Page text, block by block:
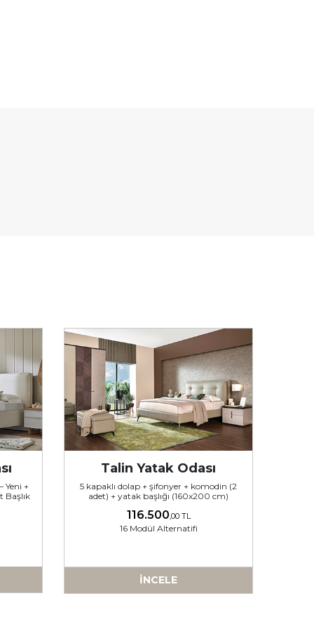
Yeni +
Başlık
Talin Yatak Odası
5 kapaklı dolap + şifonyer + komodin (2
adet) + yatak başlığı (160x200 cm)
116.500,00 TL
16 Modül Alternatifi
İNCELE